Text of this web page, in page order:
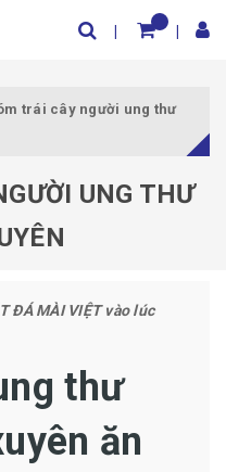
trái cây người ung thư
UNG THƯ
ĐÁ MÀI VIỆTvào lúc
thư
ăn